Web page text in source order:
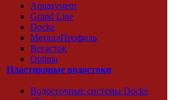
Aquasystem
Grand Line
Docke
МеталлПрофиль
Вегасток
Optima
Пластиковые водостоки
Водосточные системы Docke